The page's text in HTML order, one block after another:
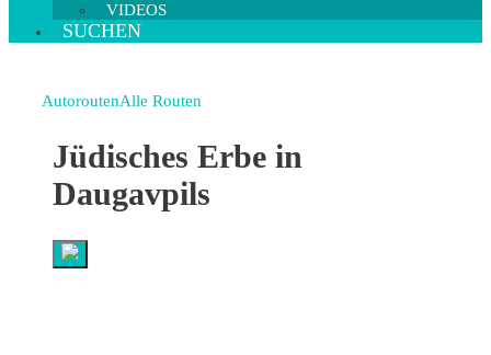
VIDEOS
SUCHEN
AutoroutenAlle Routen
Jüdisches Erbe in
Daugavpils